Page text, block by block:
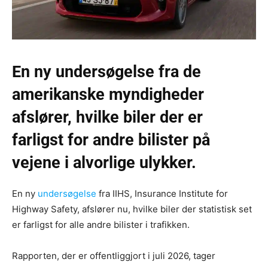
En ny undersøgelse fra de
amerikanske myndigheder
afslører, hvilke biler der er
farligst for andre bilister på
vejene i alvorlige ulykker.
En ny undersøgelse fra IIHS, Insurance Institute for
Highway Safety, afslører nu, hvilke biler der statistisk set
er farligst for alle andre bilister i trafikken.
Rapporten, der er offentliggjort i juli 2026, tager